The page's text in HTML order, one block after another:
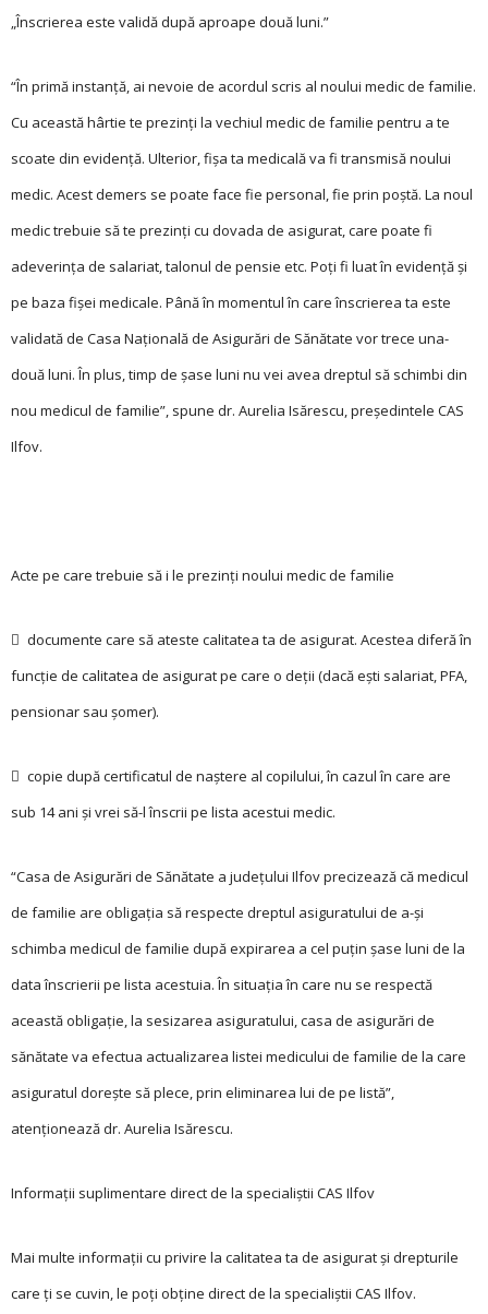
„Înscrierea este validă după aproape două luni.”
“În primă instanță, ai nevoie de acordul scris al noului medic de familie.
Cu această hârtie te prezinți la vechiul medic de familie pentru a te
scoate din evidență. Ulterior, fișa ta medicală va fi transmisă noului
medic. Acest demers se poate face fie personal, fie prin poștă. La noul
medic trebuie să te prezinți cu dovada de asigurat, care poate fi
adeverința de salariat, talonul de pensie etc. Poți fi luat în evidență și
pe baza fișei medicale. Până în momentul în care înscrierea ta este
validată de Casa Națională de Asigurări de Sănătate vor trece una-
două luni. În plus, timp de șase luni nu vei avea dreptul să schimbi din
nou medicul de familie”, spune dr. Aurelia Isărescu, pre­șe­din­tele CAS
Ilfov.
Acte pe care trebuie să i le prezinți noului medic de familie
 documente care să ateste calitatea ta de asigurat. Acestea diferă în
funcție de calitatea de asigurat pe care o deții (dacă ești salariat, PFA,
pensionar sau șomer).
 copie după certificatul de naștere al copilului, în cazul în care are
sub 14 ani și vrei să-l înscrii pe lista acestui medic.
“Casa de Asigurări de Sănătate a județului Ilfov precizează că medicul
de familie are obligația să respecte dreptul asiguratului de a-și
schimba medicul de familie după expirarea a cel puțin șase luni de la
data înscrierii pe lista acestuia. În situația în care nu se respectă
această obligație, la sesizarea asiguratului, casa de asigurări de
sănătate va efectua actualizarea listei medicului de familie de la care
asiguratul dorește să plece, prin eliminarea lui de pe listă”,
atenționează dr. Aurelia Isărescu.
Informații suplimentare direct de la specialiștii CAS Ilfov
Mai multe informații cu privire la calitatea ta de asigurat și drepturile
care ți se cuvin, le poți obține direct de la specialiștii CAS Ilfov.